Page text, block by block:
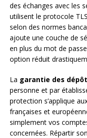
des échanges avec les
utilisent le protocole
selon des normes
ajoute une couche de
en plus du mot de
option réduit
La garantie des
personne et par
protection s’applique
françaises et
simplement vos
concernées. Répartir